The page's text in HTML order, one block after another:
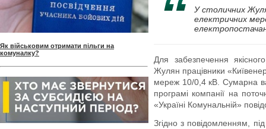
Як військовим отримати пільги на
комуналку?
У столичних
електричних
Для забезпечення
Жулян працівники
мереж 10/0,4 кВ. Сумарна
програмі компанії на
«Україні Комунальній»
Згідно з повідомленням,